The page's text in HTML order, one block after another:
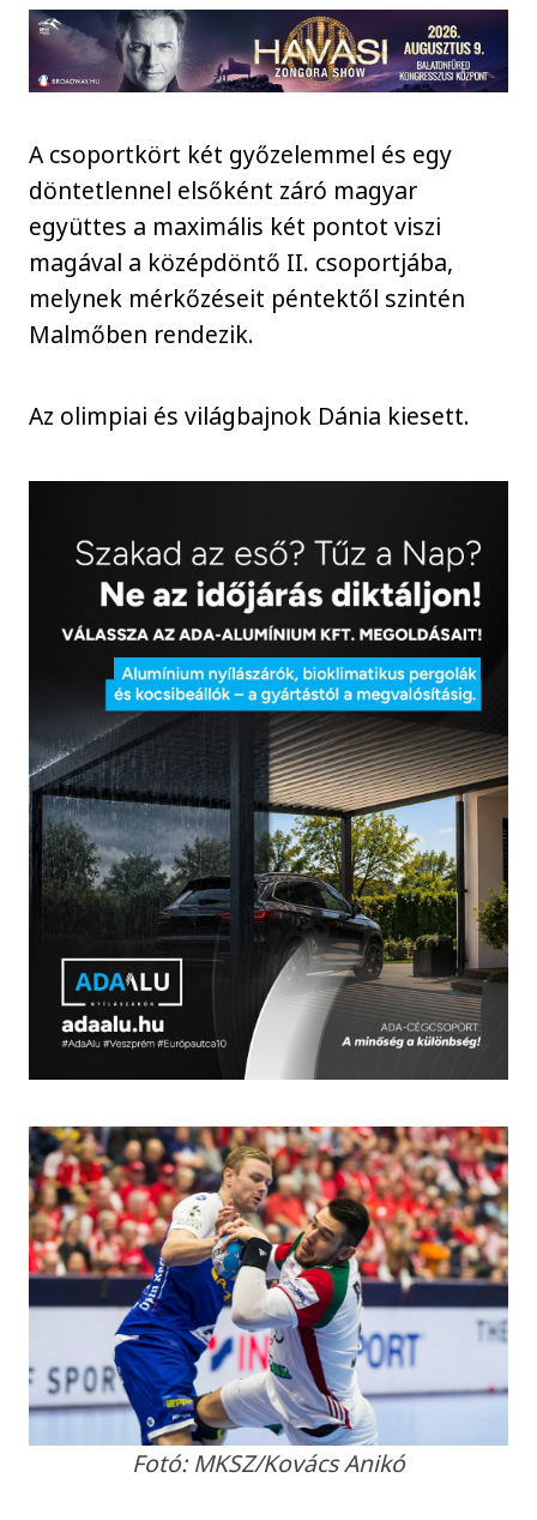
A csoportkört két győzelemmel és egy
döntetlennel elsőként záró magyar
együttes a maximális két pontot viszi
magával a középdöntő II. csoportjába,
melynek mérkőzéseit péntektől szintén
Malmőben rendezik.
Az olimpiai és világbajnok Dánia kiesett.
Fotó: MKSZ/Kovács Anikó